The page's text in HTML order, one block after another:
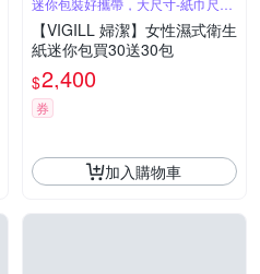
迷你包裝好攜帶，大尺寸-紙巾尺寸
不縮水
【VIGILL 婦潔】女性濕式衛生
紙迷你包買30送30包
$2,400
券
加入購物車